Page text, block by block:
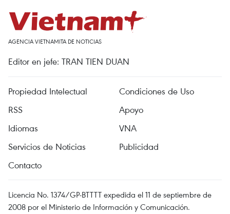
AGENCIA VIETNAMITA DE NOTICIAS
Editor en jefe: TRAN TIEN DUAN
Propiedad Intelectual
Condiciones de Uso
RSS
Apoyo
Idiomas
VNA
Servicios de Noticias
Publicidad
Contacto
Licencia No. 1374/GP-BTTTT expedida el 11 de septiembre de
2008 por el Ministerio de Información y Comunicación.